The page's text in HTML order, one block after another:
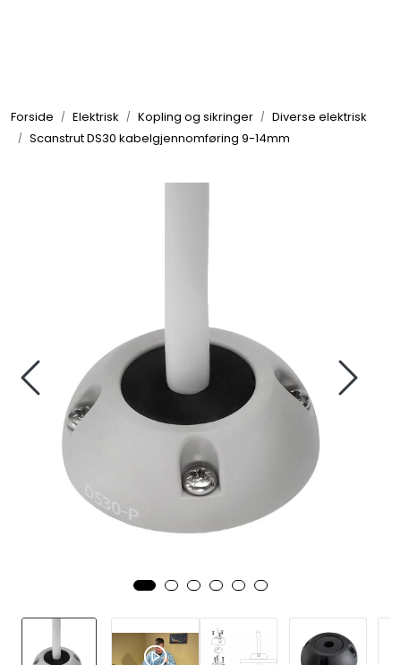
Forside Elektrisk Kopling og sikringer
Diverse elektrisk
Scanstrut DS30 kabelgjennomføring 9-14mm
Elektrisk
Bygg/Innredning
Motor/Styring
Fortøyning
Fritid/Sikkerhet
Båtpleie/Opplag
Nyheter